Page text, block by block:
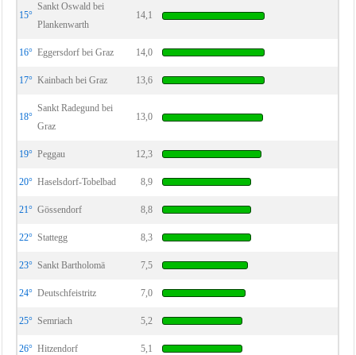
15°
Sankt Oswald bei
Plankenwarth
14,1
16° Eggersdorf bei Graz 14,0
17° Kainbach bei Graz 13,6
18°
Sankt Radegund bei
Graz
13,0
19° Peggau 12,3
20° Haselsdorf-Tobelbad 8,9
21° Gössendorf 8,8
22° Stattegg 8,3
23° Sankt Bartholomä 7,5
24° Deutschfeistritz 7,0
25° Semriach 5,2
26° Hitzendorf 5,1